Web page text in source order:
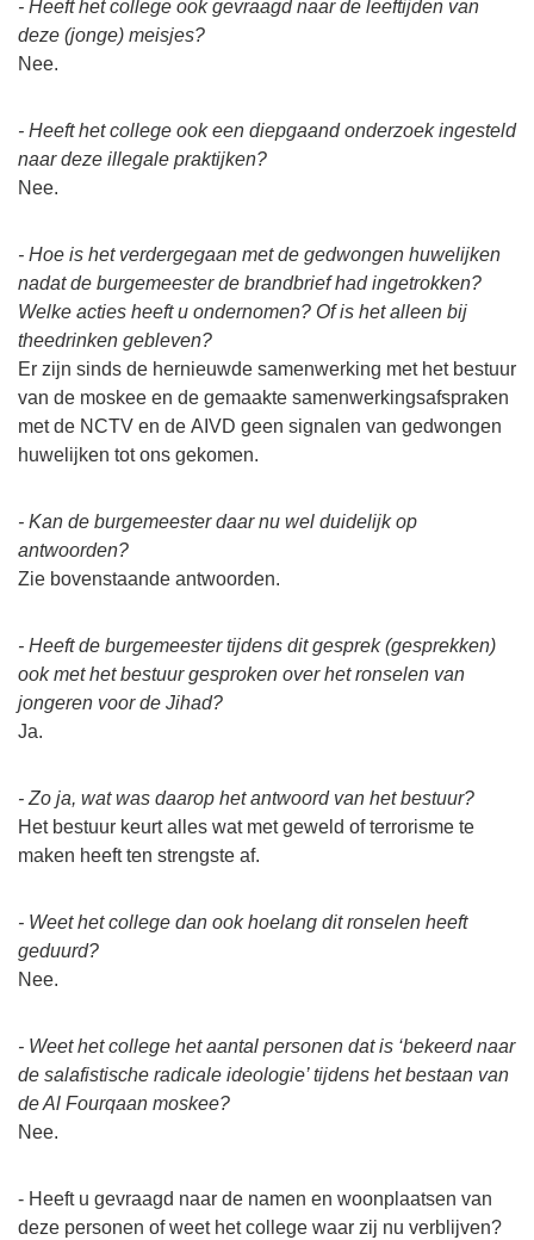
- Heeft het college ook gevraagd naar de leeftijden van
deze (jonge) meisjes?
Nee.
- Heeft het college ook een diepgaand onderzoek ingesteld
naar deze illegale praktijken?
Nee.
- Hoe is het verdergegaan met de gedwongen huwelijken
nadat de burgemeester de brandbrief had ingetrokken?
Welke acties heeft u ondernomen? Of is het alleen bij
theedrinken gebleven?
Er zijn sinds de hernieuwde samenwerking met het bestuur
van de moskee en de gemaakte samenwerkingsafspraken
met de NCTV en de AIVD geen signalen van gedwongen
huwelijken tot ons gekomen.
- Kan de burgemeester daar nu wel duidelijk op
antwoorden?
Zie bovenstaande antwoorden.
- Heeft de burgemeester tijdens dit gesprek (gesprekken)
ook met het bestuur gesproken over het ronselen van
jongeren voor de Jihad?
Ja.
- Zo ja, wat was daarop het antwoord van het bestuur?
Het bestuur keurt alles wat met geweld of terrorisme te
maken heeft ten strengste af.
- Weet het college dan ook hoelang dit ronselen heeft
geduurd?
Nee.
- Weet het college het aantal personen dat is ‘bekeerd naar
de salafistische radicale ideologie’ tijdens het bestaan van
de Al Fourqaan moskee?
Nee.
- Heeft u gevraagd naar de namen en woonplaatsen van
deze personen of weet het college waar zij nu verblijven?